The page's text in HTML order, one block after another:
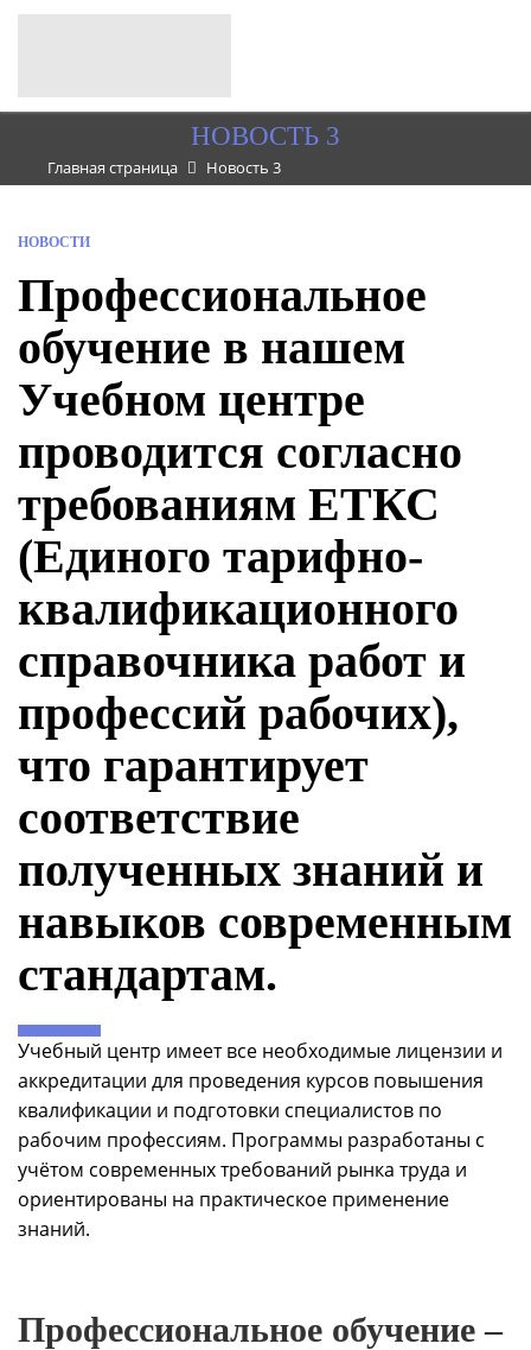
НОВОСТЬ 3
Главная страница Новость 3
НОВОСТИ
Профессиональное
обучение в нашем
Учебном центре
проводится согласно
требованиям ЕТКС
(Единого тарифно-
квалификационного
справочника работ и
профессий рабочих),
что гарантирует
соответствие
полученных знаний и
навыков современным
стандартам.
Учебный центр имеет все необходимые лицензии и
аккредитации для проведения курсов повышения
квалификации и подготовки специалистов по
рабочим профессиям. Программы разработаны с
учётом современных требований рынка труда и
ориентированы на практическое применение
знаний.
Профессиональное обучение –